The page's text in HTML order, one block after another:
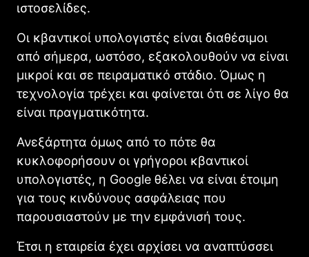
ιστοσελίδες.
Οι κβαντικοί υπολογιστές είναι διαθέσιμοι
από σήμερα, ωστόσο, εξακολουθούν να είναι
μικροί και σε πειραματικό στάδιο. Όμως η
τεχνολογία τρέχει και φαίνεται ότι σε λίγο θα
είναι πραγματικότητα.
Ανεξάρτητα όμως από το πότε θα
κυκλοφορήσουν οι γρήγοροι κβαντικοί
υπολογιστές, η Google θέλει να είναι έτοιμη
για τους κινδύνους ασφάλειας που
παρουσιαστούν με την εμφάνισή τους.
Έτσι η εταιρεία έχει αρχίσει να αναπτύσσει